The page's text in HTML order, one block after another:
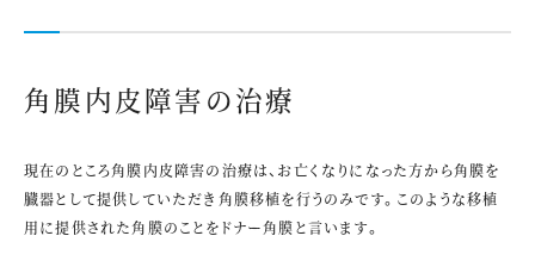
角膜内皮障害の治療
現在のところ角膜内皮障害の治療は、お亡くなりになった方から角膜を
臓器として提供していただき角膜移植を行うのみです。このような移植
用に提供された角膜のことをドナー角膜と言います。